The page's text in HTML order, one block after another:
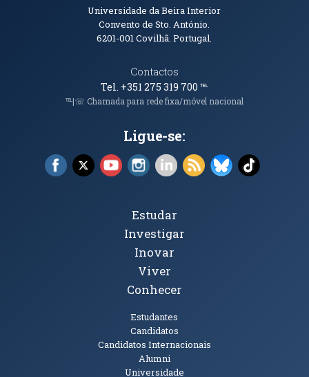
Informações de Contacto
Universidade da Beira Interior
Convento de Sto. António.
6201-001Covilhã. Portugal.
Contactos
Tel. +351 275 319 700℡
℡|☏ Chamada para rede fixa/móvel nacional
Ligue-se:
Facebook (abre em nova janela)
X (abre em nova janela)
YouTube (abre em nova janela)
Instagram (abre em nova janela)
LinkedIn (abre em nova
RSS (abre em nova
Bluesky (abre
TikTok
Tópicos Principais
Estudar
Investigar
Inovar
Viver
Conhecer
Estudantes
Candidatos
Candidatos Internacionais
Alumni
Universidade